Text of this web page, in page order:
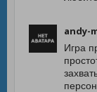
andy-
Игра